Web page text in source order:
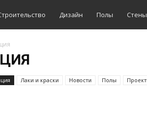
Дизайн Полы Стены
Лаки и краски Новости Полы